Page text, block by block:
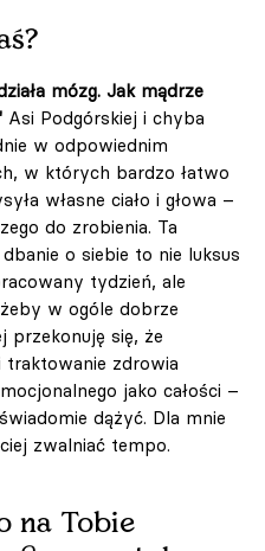
mózg. Jak mądrze
Asi Podgórskiej i chyba
w odpowiednim
w których bardzo łatwo
własne ciało i głowa –
do zrobienia. Ta
o siebie to nie luksus
tydzień, ale
w ogóle dobrze
przekonuję się, że
zdrowia
jako całości –
dążyć. Dla mnie
zwalniać tempo.
na Tobie